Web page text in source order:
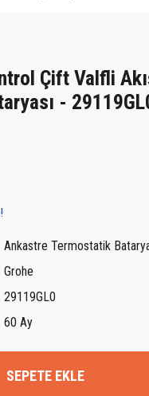
Çift Valfli
-
Ankastre Termostatik
Grohe
29119GL0
60 Ay
SEPETE EKLE